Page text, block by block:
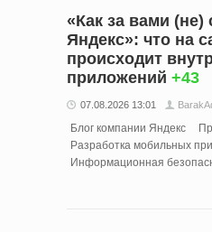
«Как за вами (не)
Яндекс»: что на
происходит
приложений +43
07.08.2026 13:01
Блог компании Яндекс
Разработка мобильных
Информационная